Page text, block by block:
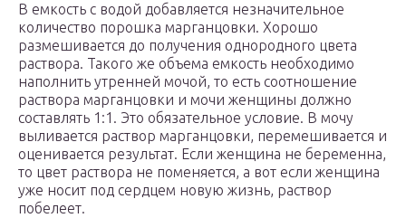
В емкость с водой добавляется незначительное
количество порошка марганцовки. Хорошо
размешивается до получения однородного цвета
раствора. Такого же объема емкость необходимо
наполнить утренней мочой, то есть соотношение
раствора марганцовки и мочи женщины должно
составлять 1:1. Это обязательное условие. В мочу
выливается раствор марганцовки, перемешивается и
оценивается результат. Если женщина не беременна,
то цвет раствора не поменяется, а вот если женщина
уже носит под сердцем новую жизнь, раствор
побелеет.